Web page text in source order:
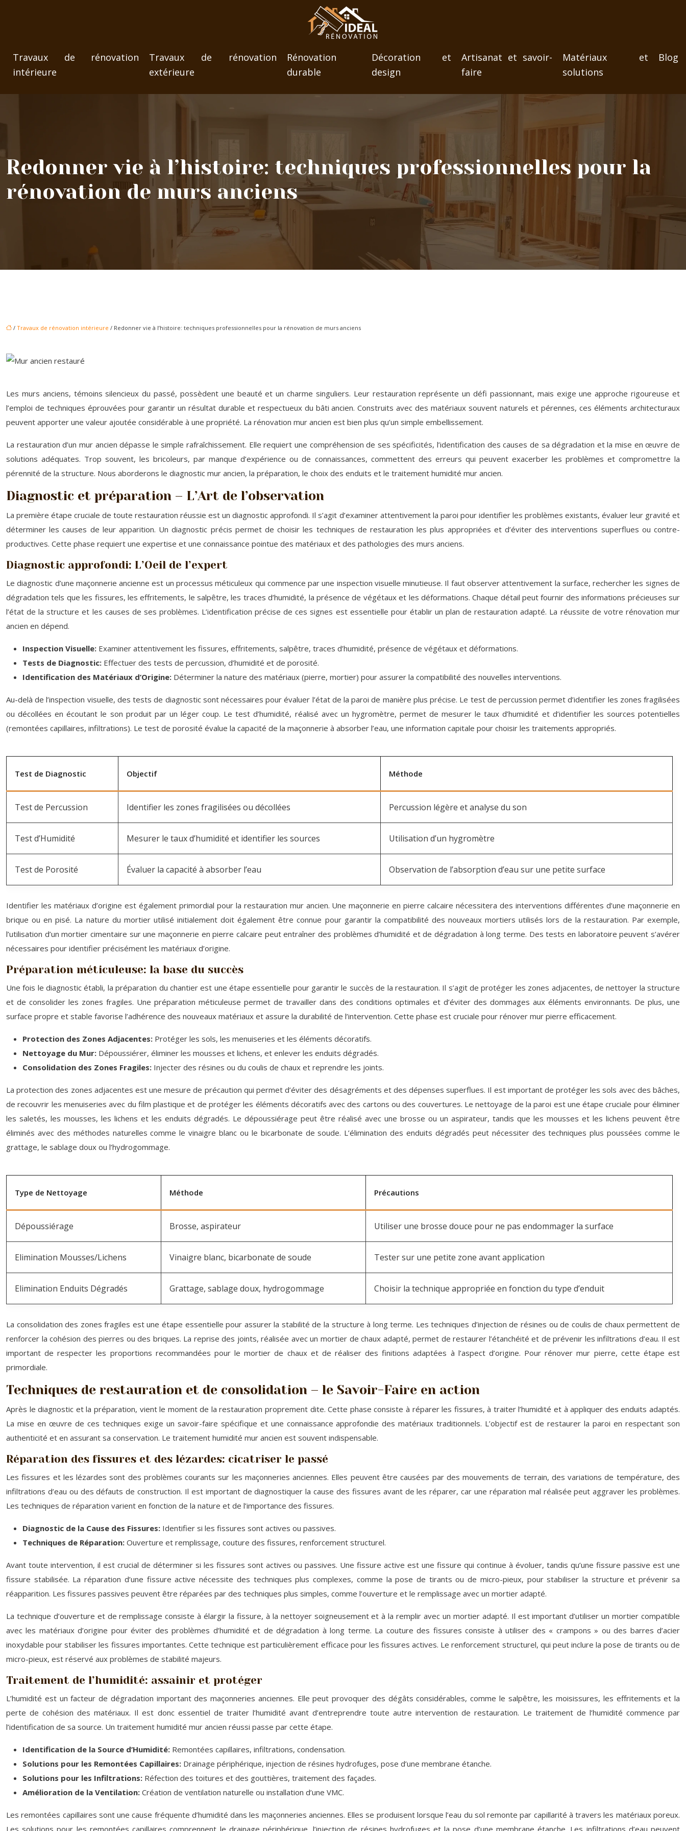
Travaux de rénovation
intérieure
Travaux de rénovation
extérieure
Rénovation
durable
Décoration et
design
Artisanat et savoir-
faire
Matériaux et
solutions
Blog
Redonner vie à l’histoire: techniques professionnelles pour la
rénovation de murs anciens
/ Travaux de rénovation intérieure / Redonner vie à l’histoire: techniques professionnelles pour la rénovation de murs anciens
Les murs anciens, témoins silencieux du passé, possèdent une beauté et un charme singuliers. Leur restauration représente un défi passionnant, mais exige une approche rigoureuse et
l’emploi de techniques éprouvées pour garantir un résultat durable et respectueux du bâti ancien. Construits avec des matériaux souvent naturels et pérennes, ces éléments architecturaux
peuvent apporter une valeur ajoutée considérable à une propriété. La rénovation mur ancien est bien plus qu’un simple embellissement.
La restauration d’un mur ancien dépasse le simple rafraîchissement. Elle requiert une compréhension de ses spécificités, l’identification des causes de sa dégradation et la mise en œuvre de
solutions adéquates. Trop souvent, les bricoleurs, par manque d’expérience ou de connaissances, commettent des erreurs qui peuvent exacerber les problèmes et compromettre la
pérennité de la structure. Nous aborderons le diagnostic mur ancien, la préparation, le choix des enduits et le traitement humidité mur ancien.
Diagnostic et préparation – L’Art de l’observation
La première étape cruciale de toute restauration réussie est un diagnostic approfondi. Il s’agit d’examiner attentivement la paroi pour identifier les problèmes existants, évaluer leur gravité et
déterminer les causes de leur apparition. Un diagnostic précis permet de choisir les techniques de restauration les plus appropriées et d’éviter des interventions superflues ou contre-
productives. Cette phase requiert une expertise et une connaissance pointue des matériaux et des pathologies des murs anciens.
Diagnostic approfondi: L’Oeil de l’expert
Le diagnostic d’une maçonnerie ancienne est un processus méticuleux qui commence par une inspection visuelle minutieuse. Il faut observer attentivement la surface, rechercher les signes de
dégradation tels que les fissures, les effritements, le salpêtre, les traces d’humidité, la présence de végétaux et les déformations. Chaque détail peut fournir des informations précieuses sur
l’état de la structure et les causes de ses problèmes. L’identification précise de ces signes est essentielle pour établir un plan de restauration adapté. La réussite de votre rénovation mur
ancien en dépend.
Inspection Visuelle: Examiner attentivement les fissures, effritements, salpêtre, traces d’humidité, présence de végétaux et déformations.
Tests de Diagnostic: Effectuer des tests de percussion, d’humidité et de porosité.
Identification des Matériaux d’Origine: Déterminer la nature des matériaux (pierre, mortier) pour assurer la compatibilité des nouvelles interventions.
Au-delà de l’inspection visuelle, des tests de diagnostic sont nécessaires pour évaluer l’état de la paroi de manière plus précise. Le test de percussion permet d’identifier les zones fragilisées
ou décollées en écoutant le son produit par un léger coup. Le test d’humidité, réalisé avec un hygromètre, permet de mesurer le taux d’humidité et d’identifier les sources potentielles
(remontées capillaires, infiltrations). Le test de porosité évalue la capacité de la maçonnerie à absorber l’eau, une information capitale pour choisir les traitements appropriés.
Test de Diagnostic Objectif Méthode
Test de Percussion Identifier les zones fragilisées ou décollées Percussion légère et analyse du son
Test d’Humidité Mesurer le taux d’humidité et identifier les sources Utilisation d’un hygromètre
Test de Porosité Évaluer la capacité à absorber l’eau Observation de l’absorption d’eau sur une petite surface
Identifier les matériaux d’origine est également primordial pour la restauration mur ancien. Une maçonnerie en pierre calcaire nécessitera des interventions différentes d’une maçonnerie en
brique ou en pisé. La nature du mortier utilisé initialement doit également être connue pour garantir la compatibilité des nouveaux mortiers utilisés lors de la restauration. Par exemple,
l’utilisation d’un mortier cimentaire sur une maçonnerie en pierre calcaire peut entraîner des problèmes d’humidité et de dégradation à long terme. Des tests en laboratoire peuvent s’avérer
nécessaires pour identifier précisément les matériaux d’origine.
Préparation méticuleuse: la base du succès
Une fois le diagnostic établi, la préparation du chantier est une étape essentielle pour garantir le succès de la restauration. Il s’agit de protéger les zones adjacentes, de nettoyer la structure
et de consolider les zones fragiles. Une préparation méticuleuse permet de travailler dans des conditions optimales et d’éviter des dommages aux éléments environnants. De plus, une
surface propre et stable favorise l’adhérence des nouveaux matériaux et assure la durabilité de l’intervention. Cette phase est cruciale pour rénover mur pierre efficacement.
Protection des Zones Adjacentes: Protéger les sols, les menuiseries et les éléments décoratifs.
Nettoyage du Mur: Dépoussiérer, éliminer les mousses et lichens, et enlever les enduits dégradés.
Consolidation des Zones Fragiles: Injecter des résines ou du coulis de chaux et reprendre les joints.
La protection des zones adjacentes est une mesure de précaution qui permet d’éviter des désagréments et des dépenses superflues. Il est important de protéger les sols avec des bâches,
de recouvrir les menuiseries avec du film plastique et de protéger les éléments décoratifs avec des cartons ou des couvertures. Le nettoyage de la paroi est une étape cruciale pour éliminer
les saletés, les mousses, les lichens et les enduits dégradés. Le dépoussiérage peut être réalisé avec une brosse ou un aspirateur, tandis que les mousses et les lichens peuvent être
éliminés avec des méthodes naturelles comme le vinaigre blanc ou le bicarbonate de soude. L’élimination des enduits dégradés peut nécessiter des techniques plus poussées comme le
grattage, le sablage doux ou l’hydrogommage.
Type de Nettoyage Méthode Précautions
Dépoussiérage Brosse, aspirateur Utiliser une brosse douce pour ne pas endommager la surface
Elimination Mousses/Lichens Vinaigre blanc, bicarbonate de soude Tester sur une petite zone avant application
Elimination Enduits Dégradés Grattage, sablage doux, hydrogommage Choisir la technique appropriée en fonction du type d’enduit
La consolidation des zones fragiles est une étape essentielle pour assurer la stabilité de la structure à long terme. Les techniques d’injection de résines ou de coulis de chaux permettent de
renforcer la cohésion des pierres ou des briques. La reprise des joints, réalisée avec un mortier de chaux adapté, permet de restaurer l’étanchéité et de prévenir les infiltrations d’eau. Il est
important de respecter les proportions recommandées pour le mortier de chaux et de réaliser des finitions adaptées à l’aspect d’origine. Pour rénover mur pierre, cette étape est
primordiale.
Techniques de restauration et de consolidation – le Savoir-Faire en action
Après le diagnostic et la préparation, vient le moment de la restauration proprement dite. Cette phase consiste à réparer les fissures, à traiter l’humidité et à appliquer des enduits adaptés.
La mise en œuvre de ces techniques exige un savoir-faire spécifique et une connaissance approfondie des matériaux traditionnels. L’objectif est de restaurer la paroi en respectant son
authenticité et en assurant sa conservation. Le traitement humidité mur ancien est souvent indispensable.
Réparation des fissures et des lézardes: cicatriser le passé
Les fissures et les lézardes sont des problèmes courants sur les maçonneries anciennes. Elles peuvent être causées par des mouvements de terrain, des variations de température, des
infiltrations d’eau ou des défauts de construction. Il est important de diagnostiquer la cause des fissures avant de les réparer, car une réparation mal réalisée peut aggraver les problèmes.
Les techniques de réparation varient en fonction de la nature et de l’importance des fissures.
Diagnostic de la Cause des Fissures: Identifier si les fissures sont actives ou passives.
Techniques de Réparation: Ouverture et remplissage, couture des fissures, renforcement structurel.
Avant toute intervention, il est crucial de déterminer si les fissures sont actives ou passives. Une fissure active est une fissure qui continue à évoluer, tandis qu’une fissure passive est une
fissure stabilisée. La réparation d’une fissure active nécessite des techniques plus complexes, comme la pose de tirants ou de micro-pieux, pour stabiliser la structure et prévenir sa
réapparition. Les fissures passives peuvent être réparées par des techniques plus simples, comme l’ouverture et le remplissage avec un mortier adapté.
La technique d’ouverture et de remplissage consiste à élargir la fissure, à la nettoyer soigneusement et à la remplir avec un mortier adapté. Il est important d’utiliser un mortier compatible
avec les matériaux d’origine pour éviter des problèmes d’humidité et de dégradation à long terme. La couture des fissures consiste à utiliser des « crampons » ou des barres d’acier
inoxydable pour stabiliser les fissures importantes. Cette technique est particulièrement efficace pour les fissures actives. Le renforcement structurel, qui peut inclure la pose de tirants ou de
micro-pieux, est réservé aux problèmes de stabilité majeurs.
Traitement de l’humidité: assainir et protéger
L’humidité est un facteur de dégradation important des maçonneries anciennes. Elle peut provoquer des dégâts considérables, comme le salpêtre, les moisissures, les effritements et la
perte de cohésion des matériaux. Il est donc essentiel de traiter l’humidité avant d’entreprendre toute autre intervention de restauration. Le traitement de l’humidité commence par
l’identification de sa source. Un traitement humidité mur ancien réussi passe par cette étape.
Identification de la Source d’Humidité: Remontées capillaires, infiltrations, condensation.
Solutions pour les Remontées Capillaires: Drainage périphérique, injection de résines hydrofuges, pose d’une membrane étanche.
Solutions pour les Infiltrations: Réfection des toitures et des gouttières, traitement des façades.
Amélioration de la Ventilation: Création de ventilation naturelle ou installation d’une VMC.
Les remontées capillaires sont une cause fréquente d’humidité dans les maçonneries anciennes. Elles se produisent lorsque l’eau du sol remonte par capillarité à travers les matériaux poreux.
Les solutions pour les remontées capillaires comprennent le drainage périphérique, l’injection de résines hydrofuges et la pose d’une membrane étanche. Les infiltrations d’eau peuvent